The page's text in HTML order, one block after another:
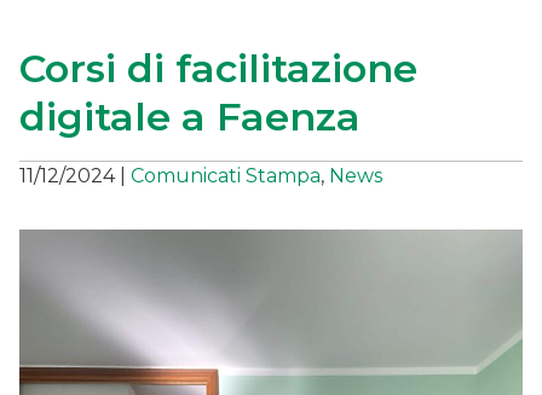
Corsi di facilitazione
digitale a Faenza
11/12/2024| Comunicati Stampa, News